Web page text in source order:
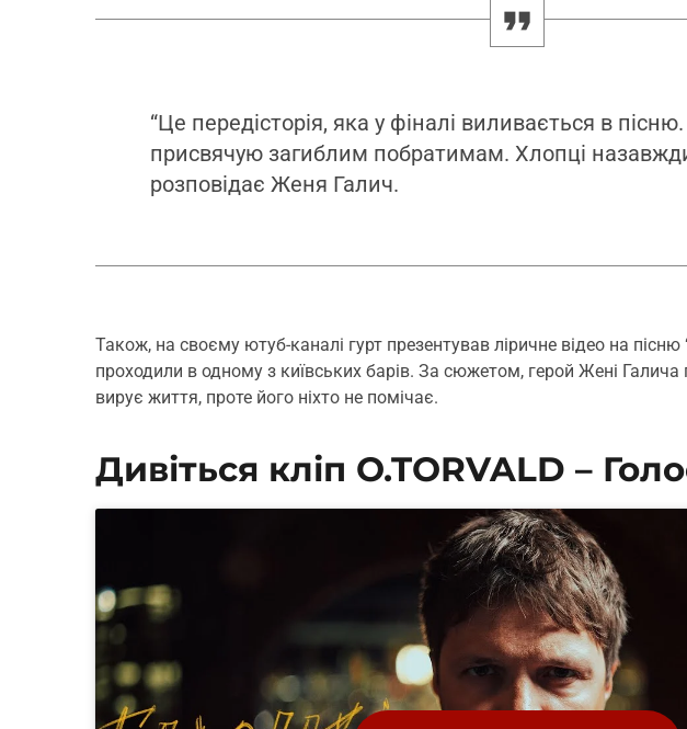
“Це передісторія, яка у фіналі виливається в пісню.
присвячую загиблим побратимам. Хлопці
розповідає Женя Галич.
Також, на своєму ютуб-каналі гурт презентував ліричне відео на пісню
проходили в одному з київських барів. За сюжетом, герой Жені
вирує життя, проте його ніхто не помічає.
Дивіться кліп O.TORVALD –